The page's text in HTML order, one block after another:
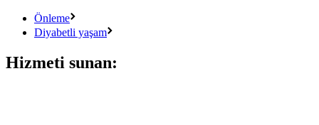
Önleme
Diyabetli yaşam
Hizmeti sunan: